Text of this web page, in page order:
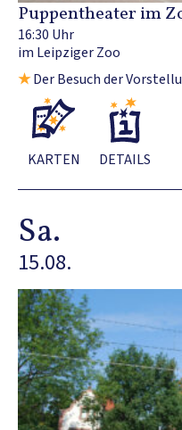
Puppentheater im
16:30 Uhr
im Leipziger Zoo
★Der Besuch der
KARTEN DETAILS
Sa.
15.08.